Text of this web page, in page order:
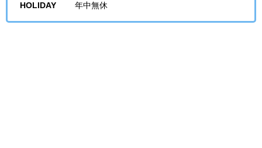
HOLIDAY 年中無休